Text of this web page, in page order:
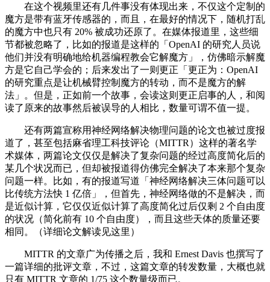
在这个视频里还有几件事没有体现出来，不仅这个定制的
魔方是带有蓝牙传感器的，而且，在最好的情况下，随机打乱
的魔方中也只有 20% 被成功还原了。在媒体报道里，这些细
节都被忽略了，比如的报道是这样的「OpenAI 的研究人员说
他们并没有明确地给机器编程教会它解魔方」，仿佛暗示解魔
方是它自己学会的；后来发出了一则更正「更正为：OpenAI
的研究重点是让机械臂控制魔方的转动，而不是魔方的解
法」。但是，正如前一个故事，会读这则更正启事的人，和阅
读了原来的故事然后被误导的人相比，数量可谓不值一提。
还有两篇宣称用神经网络解决物理问题的论文也被过度报
道了，甚至包括麻省理工科技评论（MITTR）这样的著名学
术媒体，两篇论文仅仅是解决了复杂问题的经过高度简化后的
某几个状况而已，但却被报道得仿佛完全解决了本来那个复杂
问题一样。比如，有的报道写道「神经网络解决三体问题可以
比传统方法快 1 亿倍」，但首先，神经网络做的不是解决，而
是近似计算，它仅仅近似计算了高度简化过后仅剩 2 个自由度
的状况（简化前有 10 个自由度），而且这些天体的质量还要
相同。（详细论文解读见这里）
MITTR 的文章广为传播之后，我和 Ernest Davis 也撰写了
一篇详细的批评文章，不过，这篇文章的转发数量，大概也就
只有 MITTR 文章的 1/75 这个数量级而已。